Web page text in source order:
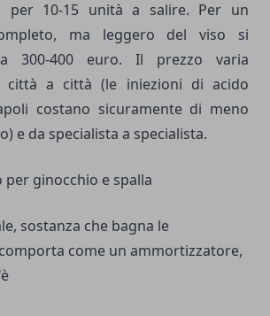
per 10-15 unità a salire. Per un
ma leggero del viso si
300-400 euro. Il prezzo varia
città a città (le iniezioni di acido
costano sicuramente di meno
e da specialista a specialista.
ginocchio e spalla
sostanza che bagna le
come un ammortizzatore,